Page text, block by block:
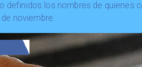
definidos los nombres de quienes
noviembre.